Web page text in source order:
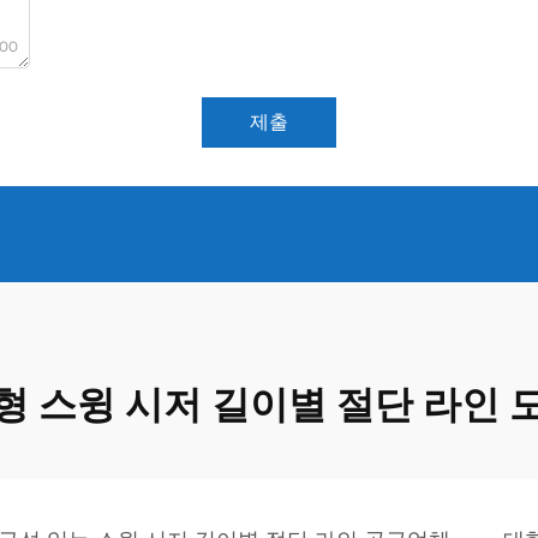
제출
스윙 시저 길이별 절단 라인